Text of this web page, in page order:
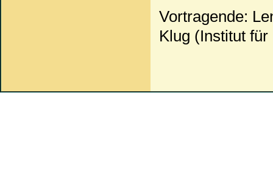
Vortragende:
Klug (Institut